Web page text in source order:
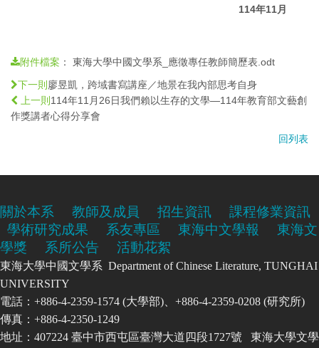
114年11月
附件檔案 ： 東海大學中國文學系_應徵專任教師簡歷表.odt
下一則 廖昱凱，跨域書寫講座／地景在我內部思考自身
上一則 114年11月26日我們賴以生存的文學—114年教育部文藝創
作獎講者心得分享會
回列表
關於本系 教師及成員 招生資訊
課程修業資訊
學術研究成果
系友專區 東海中文學報
東海文
學獎
系所公告 活動花絮
東海大學中國文學系 Department of Chinese Literature, TUNGHAI
UNIVERSITY
電話：+886-4-2359-1574 (大學部)、+886-4-2359-0208 (研究所)
傳真：+886-4-2350-1249
地址：407224 臺中市西屯區臺灣大道四段1727號 東海大學文學